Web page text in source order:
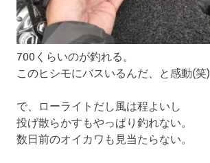
700くらいのが釣れる。
このヒシモにバスいるんだ、と感動(笑)
で、ローライトだし風は程よいし
投げ散らかすもやっぱり釣れない。
数日前のオイカワも見当たらない。